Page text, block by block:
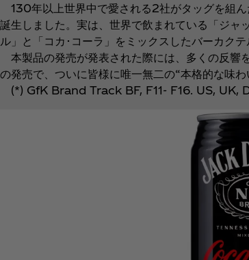
130年以上世界中で愛される2社がタッグを組
誕生しました。実は、世界で飲まれている「ジ
ル」と「コカ･コーラ」をミックスしたバーカク
本製品の発売が発表された際には、多くの反響
の発売で、ついに皆様に唯一無二の“本格的な味
(*) GfK Brand Track BF, F11- F16. US, UK,